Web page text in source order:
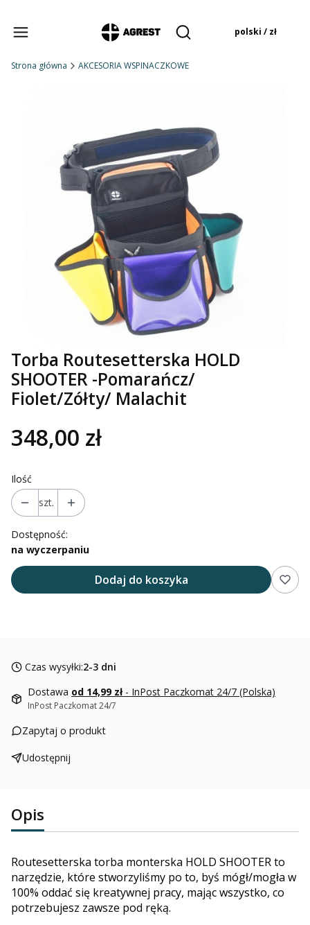
Otwórz wyszukiwarkę
Produkty w
polski / zł
Strona główna AKCESORIA WSPINACZKOWE
Torba Routesetterska HOLD
SHOOTER -Pomarańcz/
Fiolet/Zółty/ Malachit
348,00 zł
Ilość
szt.
Dostępność:
na wyczerpaniu
Dodaj do koszyka
Czas wysyłki:2-3 dni
Dostawa od 14,99 zł - InPost Paczkomat 24/7 (Polska)
InPost Paczkomat 24/7
Zapytaj o produkt
Udostępnij
Opis
Routesetterska torba monterska HOLD SHOOTER to
narzędzie, które stworzyliśmy po to, byś mógł/mogła w
100% oddać się kreatywnej pracy, mając wszystko, co
potrzebujesz zawsze pod ręką.